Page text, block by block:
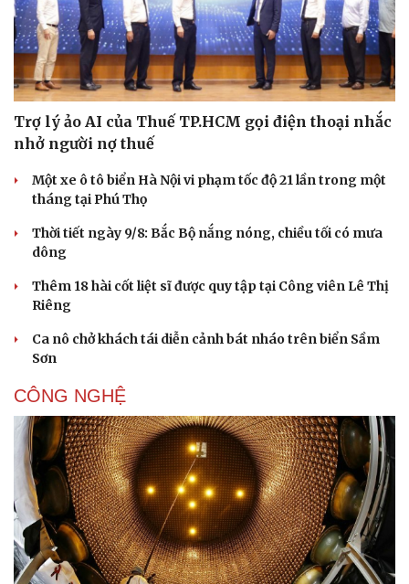
Văn hóa
Sân khấu - Điện ảnh
Văn học
Âm nhạc
Giải trí
Nghệ sĩ
Thời trang
Sao Việt
Trợ lý ảo AI của Thuế TP.HCM gọi điện thoại nhắc
nhở người nợ thuế
Một xe ô tô biển Hà Nội vi phạm tốc độ 21 lần trong một
tháng tại Phú Thọ
Thời tiết ngày 9/8: Bắc Bộ nắng nóng, chiều tối có mưa
dông
Thêm 18 hài cốt liệt sĩ được quy tập tại Công viên Lê Thị
Riêng
Ca nô chở khách tái diễn cảnh bát nháo trên biển Sầm
Sơn
CÔNG NGHỆ